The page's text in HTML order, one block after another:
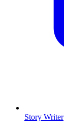
Story Writer